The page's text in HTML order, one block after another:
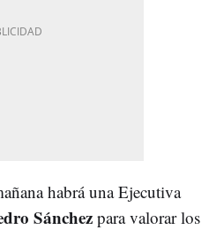
habrá una Ejecutiva
Sánchez para valorar los